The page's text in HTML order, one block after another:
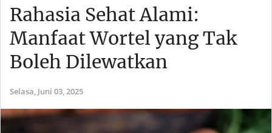
Rahasia Sehat Alami:
Manfaat Wortel yang Tak
Boleh Dilewatkan
Selasa, Juni 03, 2025